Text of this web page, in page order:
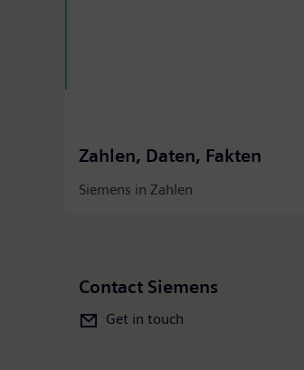
Zahlen, Daten, Fakten
Siemens in Zahlen
Contact Siemens
Get in touch